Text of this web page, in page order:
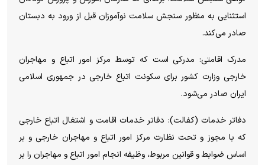
استثنایی به منظور سنجش سلامت نوآموزان قبل از ورود به دبستان
صادر می‌کند.
مدرک اقامتی: مدرکی است که توسط مرکز امور اتباع و مهاجران
خارجی وزارت کشور برای سکونت اتباع خارجی در جمهوری اسلامی
ایران صادر می‌شود.
دفاتر خدمات (کفالت): دفاتر خدمات اقامت و اشتغال اتباع خارجی
که با مجوز و تحت نظارت مرکز امور اتباع و مهاجران خارجی و بر
اساس ضوابط و قوانین مربوط، وظیفه انجام امور اتباع و مهاجران را بر